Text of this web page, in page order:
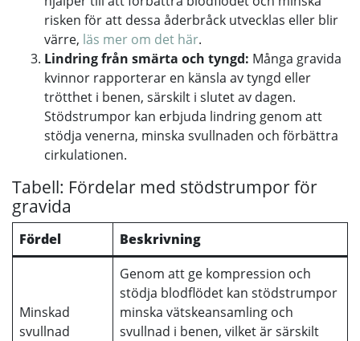
risken för att dessa åderbråck utvecklas eller blir
värre, läs mer om det här.
Lindring från smärta och tyngd: Många gravida
kvinnor rapporterar en känsla av tyngd eller
trötthet i benen, särskilt i slutet av dagen.
Stödstrumpor kan erbjuda lindring genom att
stödja venerna, minska svullnaden och förbättra
cirkulationen.
Tabell: Fördelar med stödstrumpor för
gravida
Fördel Beskrivning
Minskad
svullnad
Genom att ge kompression och
stödja blodflödet kan stödstrumpor
minska vätskeansamling och
svullnad i benen, vilket är särskilt